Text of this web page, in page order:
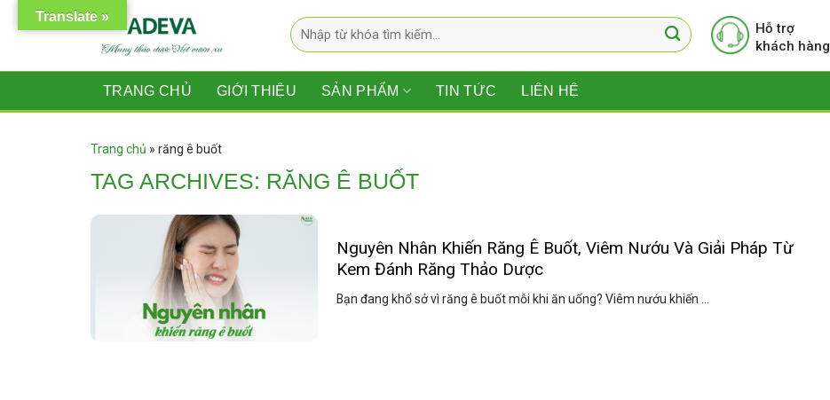
Tìm
kiếm:
Hỗ trợ
khách hàng
TRANG CHỦ GIỚI THIỆU SẢN PHẨM TIN TỨC LIÊN HỆ
Trang chủ » răng ê buốt
TAG ARCHIVES: RĂNG Ê BUỐT
Nguyên Nhân Khiến Răng Ê Buốt, Viêm Nướu Và Giải Pháp Từ
Kem Đánh Răng Thảo Dược
Bạn đang khổ sở vì răng ê buốt mỗi khi ăn uống? Viêm nướu khiến ...
Translate »